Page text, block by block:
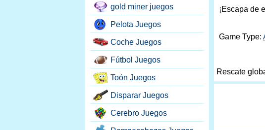
¡Escapa de
Game Type:
Rescate
gold miner juegos
Pelota Juegos
Coche Juegos
Fútbol Juegos
Toón Juegos
Disparar Juegos
Cerebro Juegos